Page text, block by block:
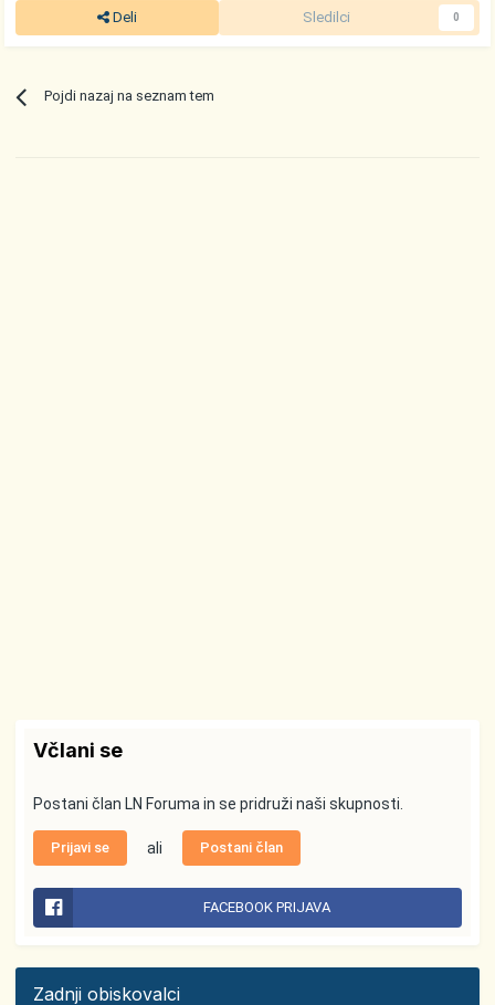
Deli Sledilci 0
Pojdi nazaj na seznam tem
Včlani se
Postani član LN Foruma in se pridruži naši skupnosti.
Prijavi se ali Postani član
FACEBOOK PRIJAVA
Zadnji obiskovalci